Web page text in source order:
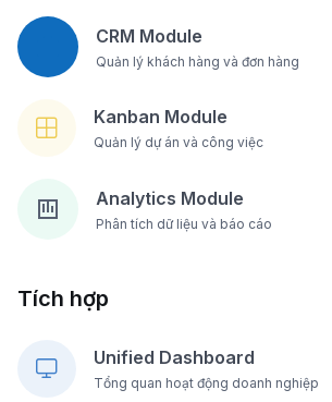
CRM Module
Quản lý khách hàng và đơn hàng
Kanban Module
Quản lý dự án và công việc
Analytics Module
Phân tích dữ liệu và báo cáo
Tích hợp
Unified Dashboard
Tổng quan hoạt động doanh nghiệp